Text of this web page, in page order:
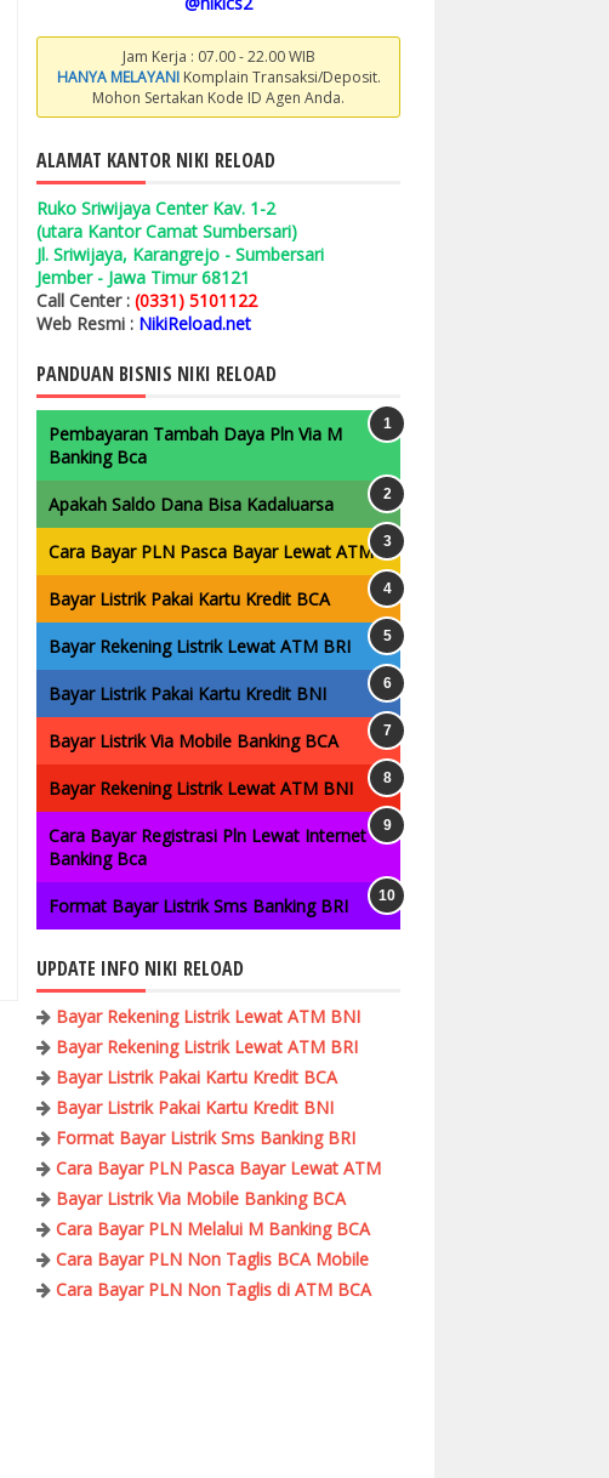
Jam Kerja : 07.00 - 22.00 WIB
HANYA MELAYANIKomplain Transaksi/Deposit.
Mohon Sertakan Kode ID Agen Anda.
ALAMAT KANTOR NIKI RELOAD
Ruko Sriwijaya Center Kav. 1-2
(utara Kantor Camat Sumbersari)
Jl. Sriwijaya, Karangrejo - Sumbersari
Jember - Jawa Timur 68121
Call Center : (0331) 5101122
Web Resmi : NikiReload.net
PANDUAN BISNIS NIKI RELOAD
Pembayaran Tambah Daya Pln Via M
Banking Bca
Apakah Saldo Dana Bisa Kadaluarsa
Cara Bayar PLN Pasca Bayar Lewat ATM
Bayar Listrik Pakai Kartu Kredit BCA
Bayar Rekening Listrik Lewat ATM BRI
Bayar Listrik Pakai Kartu Kredit BNI
Bayar Listrik Via Mobile Banking BCA
Bayar Rekening Listrik Lewat ATM BNI
Cara Bayar Registrasi Pln Lewat Internet
Banking Bca
Format Bayar Listrik Sms Banking BRI
UPDATE INFO NIKI RELOAD
Bayar Rekening Listrik Lewat ATM BNI
Bayar Rekening Listrik Lewat ATM BRI
Bayar Listrik Pakai Kartu Kredit BCA
Bayar Listrik Pakai Kartu Kredit BNI
Format Bayar Listrik Sms Banking BRI
Cara Bayar PLN Pasca Bayar Lewat ATM
Bayar Listrik Via Mobile Banking BCA
Cara Bayar PLN Melalui M Banking BCA
Cara Bayar PLN Non Taglis BCA Mobile
Cara Bayar PLN Non Taglis di ATM BCA